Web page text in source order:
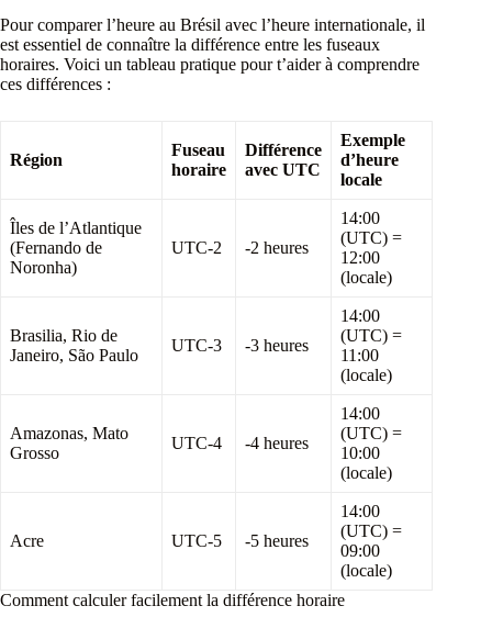
Pour comparer l’heure au Brésil avec l’heure internationale, il
est essentiel de connaître la différence entre les fuseaux
horaires. Voici un tableau pratique pour t’aider à comprendre
ces différences :
Région
Fuseau
horaire
Différence
avec UTC
Exemple
d’heure
locale
Îles de l’Atlantique
(Fernando de
Noronha)
UTC-2 -2 heures
14:00
(UTC) =
12:00
(locale)
Brasilia, Rio de
Janeiro, São Paulo
UTC-3 -3 heures
14:00
(UTC) =
11:00
(locale)
Amazonas, Mato
Grosso
UTC-4 -4 heures
14:00
(UTC) =
10:00
(locale)
Acre UTC-5 -5 heures
14:00
(UTC) =
09:00
(locale)
Comment calculer facilement la différence horaire